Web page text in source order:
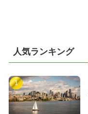
人気ランキング